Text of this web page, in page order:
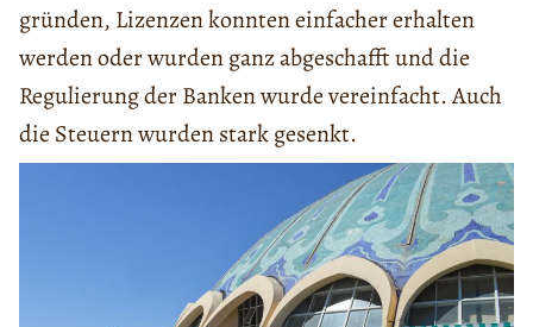
gründen, Lizenzen konnten einfacher erhalten
werden oder wurden ganz abgeschafft und die
Regulierung der Banken wurde vereinfacht. Auch
die Steuern wurden stark gesenkt.